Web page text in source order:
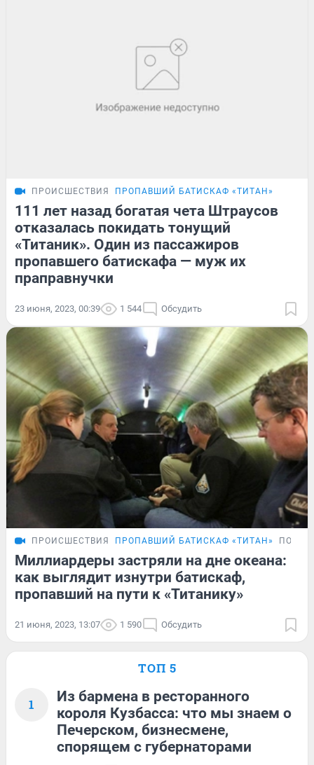
ПРОИСШЕСТВИЯ ПРОПАВШИЙ БАТИСКАФ «ТИТАН»
111 лет назад богатая чета Штраусов
отказалась покидать тонущий
«Титаник». Один из пассажиров
пропавшего батискафа — муж их
праправнучки
23 июня, 2023, 00:39 1 544 Обсудить
ПРОИСШЕСТВИЯ ПРОПАВШИЙ БАТИСКАФ «ТИТАН»
Миллиардеры застряли на дне океана:
как выглядит изнутри батискаф,
пропавший на пути к «Титанику»
21 июня, 2023, 13:07 1 590 Обсудить
ТОП 5
1
Из бармена в ресторанного
короля Кузбасса: что мы знаем о
Печерском, бизнесмене,
спорящем с губернаторами